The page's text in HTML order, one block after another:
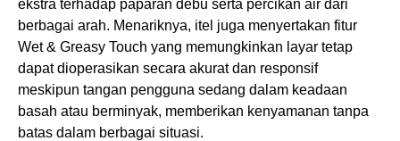
ekstra terhadap paparan debu serta percikan air dari
berbagai arah. Menariknya, itel juga menyertakan fitur
Wet & Greasy Touch yang memungkinkan layar tetap
dapat dioperasikan secara akurat dan responsif
meskipun tangan pengguna sedang dalam keadaan
basah atau berminyak, memberikan kenyamanan tanpa
batas dalam berbagai situasi.